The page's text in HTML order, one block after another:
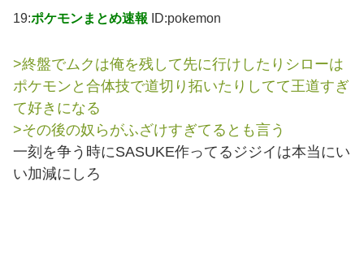
19:ポケモンまとめ速報 ID:pokemon
>終盤でムクは俺を残して先に行けしたりシローは
ポケモンと合体技で道切り拓いたりしてて王道すぎ
て好きになる
>その後の奴らがふざけすぎてるとも言う
一刻を争う時にSASUKE作ってるジジイは本当にい
い加減にしろ